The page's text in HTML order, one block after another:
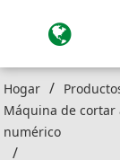
Hogar
Máquina de cortar
numérico